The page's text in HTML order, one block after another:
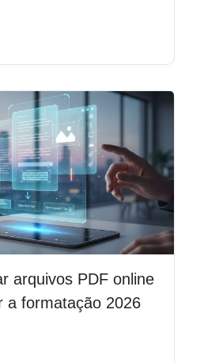
arquivos PDF online
a formatação 2026